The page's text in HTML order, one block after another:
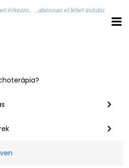
érkezni... ...ahonnan el lehet indulni.